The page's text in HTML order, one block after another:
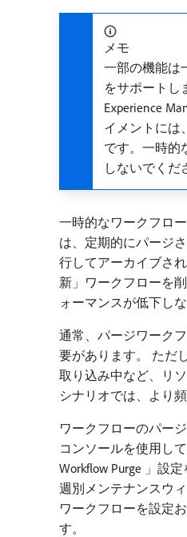
メモ
一部の機能は
をサポートし
Experience
イメントには
です。一時的
しないでくだ
一時的なワークフロ
は、定期的にパージ
行してアーカイブさ
新」ワークフローを
ォーマンスが低下し
通常、パージワーク
要があります。 ただ
取り込み中など、リ
シナリオでは、より
ワークフローのパー
コンソールを使用し
Workflow Purge 」設
週別メンテナンスウ
ワークフローを設定
す。